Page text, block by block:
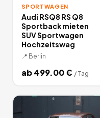
SPORTWAGEN
Audi RSQ8 RS Q8
Sportback mieten
SUV Sportwagen
Hochzeitswag
📍 Berlin
ab499.00€ / Tag